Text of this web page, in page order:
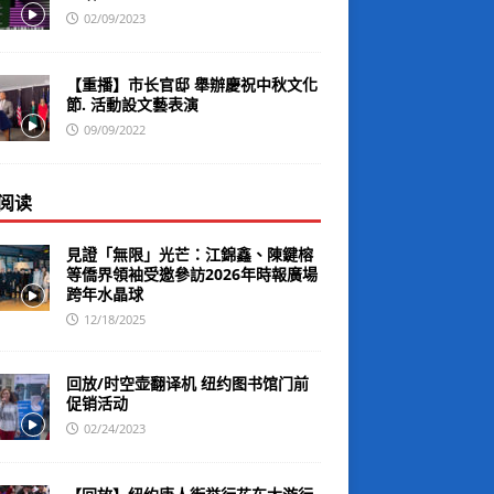
02/09/2023
【重播】市长官邸 舉辦慶祝中秋文化
節. 活動設文藝表演
09/09/2022
读
見證「無限」光芒：江錦鑫、陳鍵榕
等僑界領袖受邀參訪2026年時報廣場
跨年水晶球
12/18/2025
回放/时空壶翻译机 纽约图书馆门前
促销活动
02/24/2023